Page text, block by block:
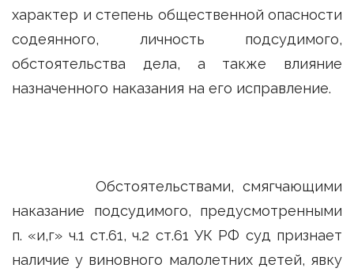
характер и степень общественной опасности
содеянного, личность подсудимого,
обстоятельства дела, а также влияние
назначенного наказания на его исправление.
Обстоятельствами, смягчающими
наказание подсудимого, предусмотренными
п. «и,г» ч.1 ст.61, ч.2 ст.61 УК РФ суд признает
наличие у виновного малолетних детей, явку